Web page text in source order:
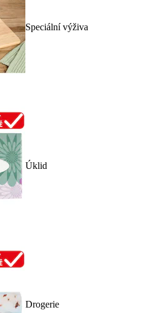
Speciální výživa
Úklid
Drogerie